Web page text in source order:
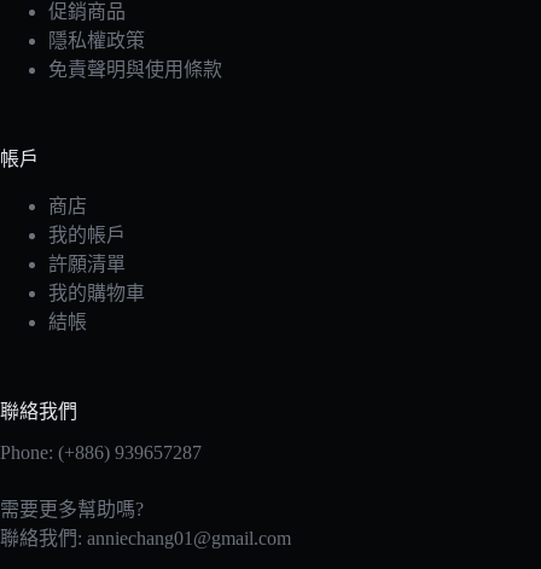
促銷商品
隱私權政策
免責聲明與使用條款
帳戶
商店
我的帳戶
許願清單
我的購物車
結帳
聯絡我們
Phone: (+886) 939657287
需要更多幫助嗎?
聯絡我們: anniechang01@gmail.com